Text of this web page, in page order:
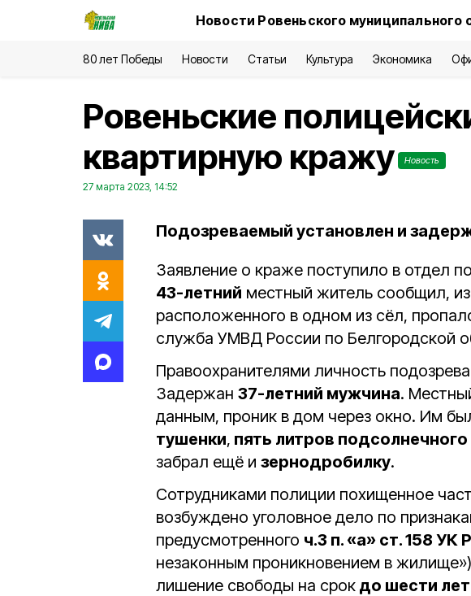
Новости Ровеньского муниципального
80 лет Победы Новости Статьи Культура Экономика
Ровеньские
квартирную кражу
Новость
27 марта 2023, 14:52
Подозреваемый установлен и
Заявление о краже поступило в отдел
43-летний местный житель сообщил,
расположенного в одном из сёл,
служба УМВД России по Белгородской
Правоохранителями личность
Задержан 37-летний мужчина.
данным, проник в дом через окно. Им
тушенки, пять литров
забрал ещё и зернодробилку.
Сотрудниками полиции похищенное
возбуждено уголовное дело по
предусмотренного ч.3 п. «а» ст. 158 УК
незаконным проникновением в
лишение свободы на срок до шести лет